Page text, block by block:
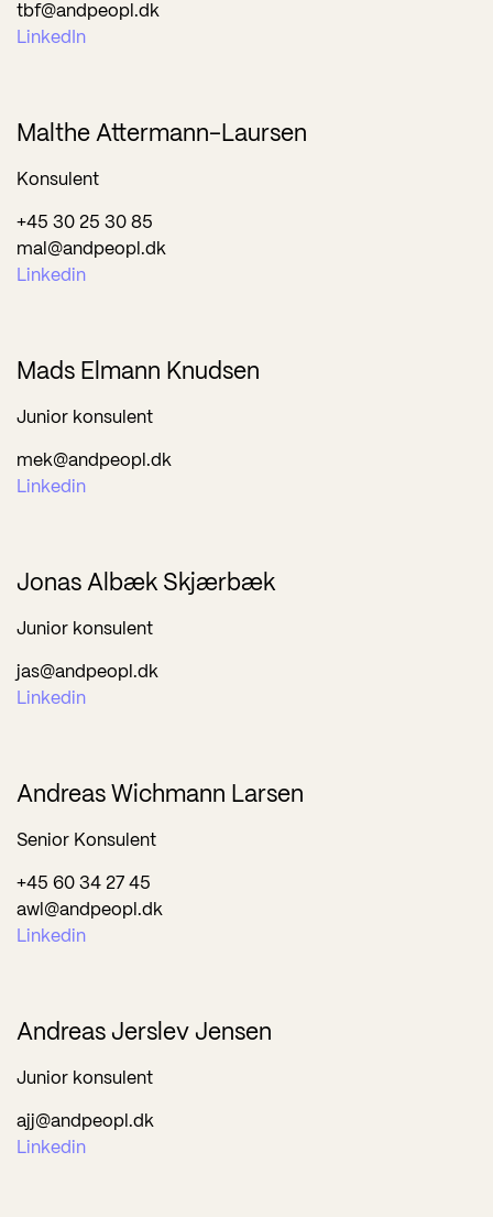
tbf@andpeopl.dk
LinkedIn
Malthe Attermann-Laursen
Konsulent
+45 30 25 30 85
mal@andpeopl.dk
Linkedin
Mads Elmann Knudsen
Junior konsulent
mek@andpeopl.dk
Linkedin
Jonas Albæk Skjærbæk
Junior konsulent
jas@andpeopl.dk
Linkedin
Andreas Wichmann Larsen
Senior Konsulent
+45 60 34 27 45
awl@andpeopl.dk
Linkedin
Andreas Jerslev Jensen
Junior konsulent
ajj@andpeopl.dk
Linkedin